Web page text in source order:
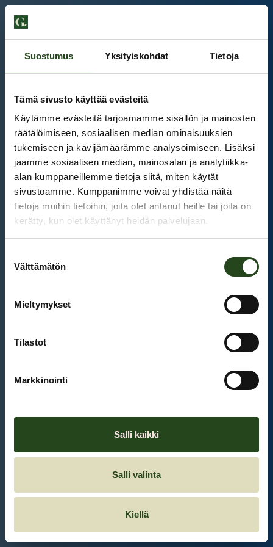
Suostumus Yksityiskohdat Tietoja
Tämä sivusto käyttää evästeitä
Käytämme evästeitä tarjoamamme sisällön ja mainosten
räätälöimiseen, sosiaalisen median ominaisuuksien
tukemiseen ja kävijämäärämme analysoimiseen. Lisäksi
jaamme sosiaalisen median, mainosalan ja analytiikka-
alan kumppaneillemme tietoja siitä, miten käytät
sivustoamme. Kumppanimme voivat yhdistää näitä
tietoja muihin tietoihin, joita olet antanut heille tai joita on
kerätty, kun olet käyttänyt heidän palvelujaan.
valinta
Välttämätön
Mieltymykset
Tilastot
Markkinointi
Salli kaikki
Salli valinta
Kiellä
Kauppakeskus Grani
Et ole kirjautunut sisään.